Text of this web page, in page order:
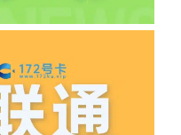
态是否一直保持
客服单独查询。